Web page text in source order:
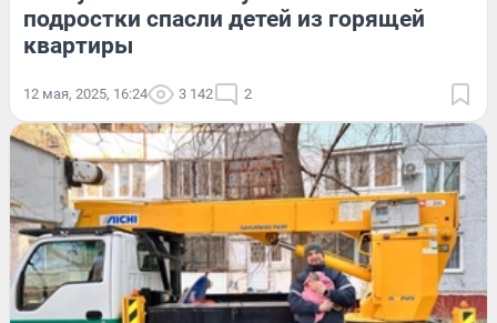
подростки спасли детей из горящей
квартиры
12 мая, 2025, 16:24 3 142 2